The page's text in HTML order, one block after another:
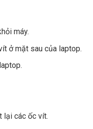
máy.
ở mặt sau của laptop.
lại các ốc vít.